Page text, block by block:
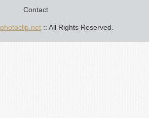
Contact
photoclip.net:: All Rights Reserved.